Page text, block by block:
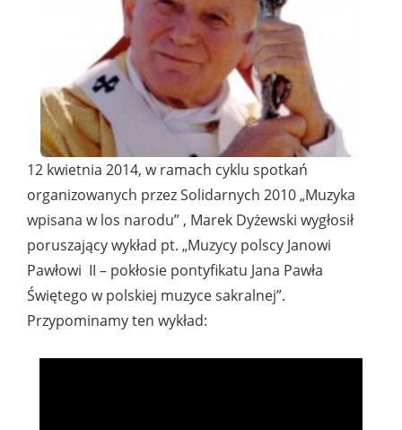
12 kwietnia 2014, w ramach cyklu spotkań
organizowanych przez Solidarnych 2010 „Muzyka
wpisana w los narodu” , Marek Dyżewski wygłosił
poruszający wykład pt. „Muzycy polscy Janowi
Pawłowi II – pokłosie pontyfikatu Jana Pawła
Świętego w polskiej muzyce sakralnej”.
Przypominamy ten wykład: